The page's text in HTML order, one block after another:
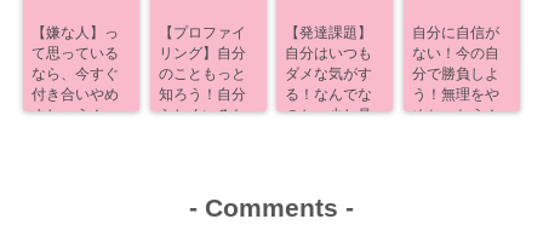
【嫌な人】っ
て思っている
なら、今すぐ
付き合いやめ
ましょう！
【プロファイ
リング】自分
のこともっと
知ろう！自分
らしくいるた
【発達課題】
自分はいつも
ダメな気がす
る！なんでな
のか、少し見
自分に自信が
ない！今の自
分で勝負しよ
う！無理をや
めちゃおう！
- Comments -